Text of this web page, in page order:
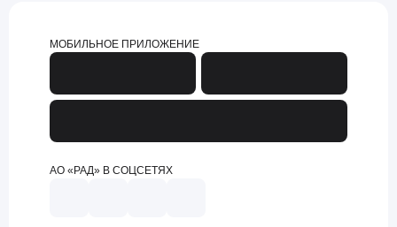
МОБИЛЬНОЕ ПРИЛОЖЕНИЕ
АО «РАД» В СОЦСЕТЯХ